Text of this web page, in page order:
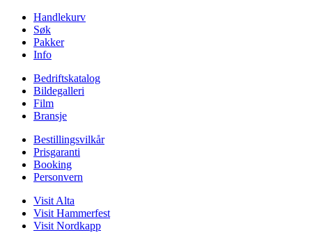
Handlekurv
Søk
Pakker
Info
Bedriftskatalog
Bildegalleri
Film
Bransje
Bestillingsvilkår
Prisgaranti
Booking
Personvern
Visit Alta
Visit Hammerfest
Visit Nordkapp